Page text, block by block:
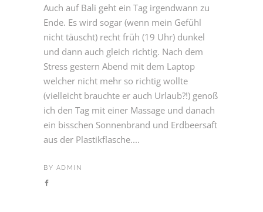
Auch auf Bali geht ein Tag irgendwann zu
Ende. Es wird sogar (wenn mein Gefühl
nicht täuscht) recht früh (19 Uhr) dunkel
und dann auch gleich richtig. Nach dem
Stress gestern Abend mit dem Laptop
welcher nicht mehr so richtig wollte
(vielleicht brauchte er auch Urlaub?!) genoß
ich den Tag mit einer Massage und danach
ein bisschen Sonnenbrand und Erdbeersaft
aus der Plastikflasche....
BY ADMIN